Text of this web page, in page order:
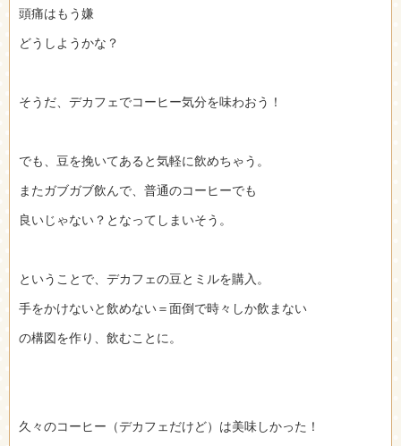
頭痛はもう嫌
どうしようかな？
そうだ、デカフェでコーヒー気分を味わおう！
でも、豆を挽いてあると気軽に飲めちゃう。
またガブガブ飲んで、普通のコーヒーでも
良いじゃない？となってしまいそう。
ということで、デカフェの豆とミルを購入。
手をかけないと飲めない＝面倒で時々しか飲まない
の構図を作り、飲むことに。
久々のコーヒー（デカフェだけど）は美味しかった！